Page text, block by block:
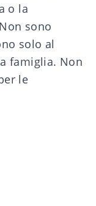
o la
sono
solo al
famiglia. Non
le